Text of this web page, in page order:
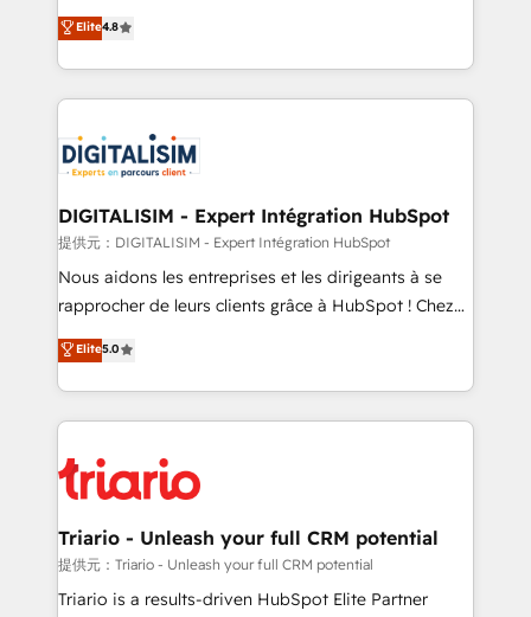
of experience and quality of skilled staff has earned
them a trusted reputation within the HubSpot
clients.” - Brian Garvey, VP, Solutions Partner
Program, HubSpot.
HubSpot CRM Partner offering you a roadmap on
maximizing EBITDA and achieving Commercial
Excellence. With our targeted processes, we
strengthen your digital transformation and minimize
Implementation partner, we provide expertise to
drive your business forward. Since 2015 we are fully
dedicated to HubSpot and with an experienced
team (50+), we work with reputable companies in
B2B sectors such as manufacturing, SaaS and
business services. We prepare a customized
impact of your digital transformation, including a
detailed financial rationale with a focus on ROI and
embark on a transformational journey that sets your
business up for long-term success. Unlock your
Elite4.8
DIGITALISIM - Expert Intégration HubSpot
提供元：DIGITALISIM - Expert Intégration HubSpot
Nous aidons les entreprises et les dirigeants à se
rapprocher de leurs clients grâce à HubSpot ! Chez
DIGITALISIM, nous avons l'intime conviction que la
réussite des entreprises passe par l’innovation web,
le marketing digital, et la relation client ! C'est
pourquoi, nos experts sont à la fois capables de
référencement, votre stratégie digitale et le pilotage
et l'intégration d'HubSpot ! Les grandes phases d'un
projet HubSpot avec DIGITALISIM : 🧽 Nettoyage,
migration et intégration des bases de données. 🚀
Développement des interfaces avec vos logiciels
Elite5.0
Triario - Unleash your full CRM potential
提供元：Triario - Unleash your full CRM potential
Triario is a results-driven HubSpot Elite Partner